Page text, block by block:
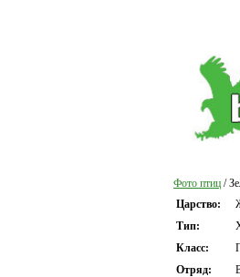
Фото птиц /
Царство:
Тип:
Класс:
Отряд: